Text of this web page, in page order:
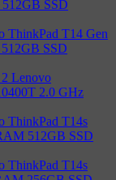
SSD
ThinkPad T14 Gen
SSD
Lenovo
2.0 GHz
ThinkPad T14s
512GB SSD
ThinkPad T14s